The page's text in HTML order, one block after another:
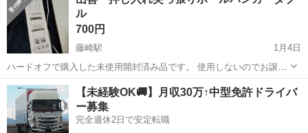
ル
700円
藤崎駅
1月4日
ハードオフで購入した未使用開封済み品です。 使用しないのでお譲り
します。
青森 弘前市 藤崎駅 収納家具 山善
【未経験OK🚚】月収30万↑中型免許ドライバ
ー募集
完全週休2日で安定転職